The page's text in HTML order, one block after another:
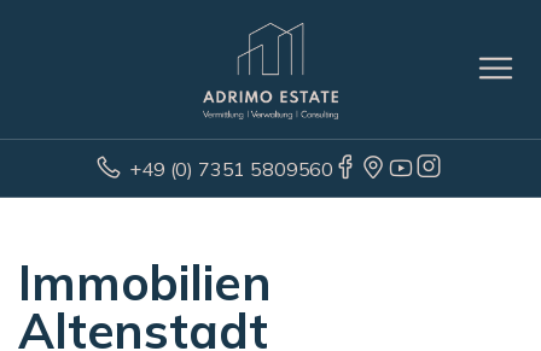
+49 (0) 7351 5809560
Immobilien
Altenstadt